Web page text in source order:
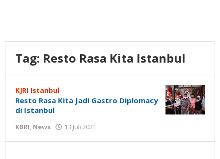
Tag: Resto Rasa Kita Istanbul
KJRI Istanbul
Resto Rasa Kita Jadi Gastro Diplomacy
di Istanbul
KBRI, News 13 Juli 2021
Susanto